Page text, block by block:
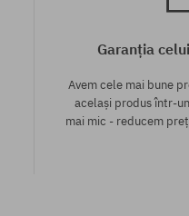
Garanția
Avem cele mai bune
același produs într-
mai mic - reducem